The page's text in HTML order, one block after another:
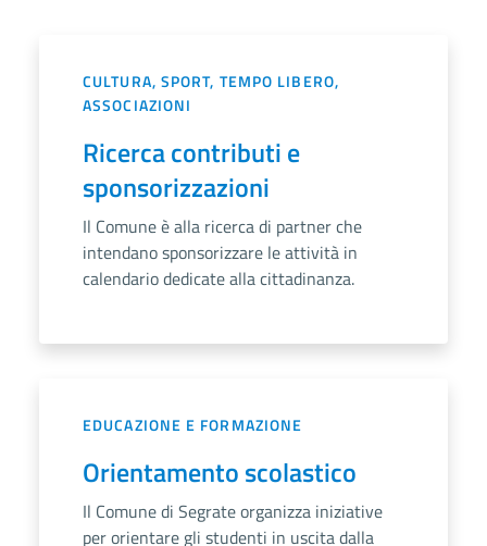
CULTURA, SPORT, TEMPO LIBERO,
ASSOCIAZIONI
Ricerca contributi e
sponsorizzazioni
Il Comune è alla ricerca di partner che
intendano sponsorizzare le attività in
calendario dedicate alla cittadinanza.
EDUCAZIONE E FORMAZIONE
Orientamento scolastico
Il Comune di Segrate organizza iniziative
per orientare gli studenti in uscita dalla